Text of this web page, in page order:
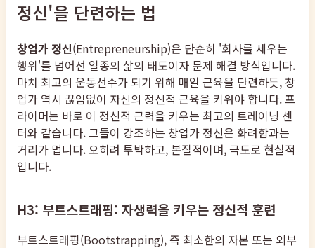
정신'을 단련하는 법
창업가 정신(Entrepreneurship)은 단순히 '회사를 세우는
행위'를 넘어선 일종의 삶의 태도이자 문제 해결 방식입니다.
마치 최고의 운동선수가 되기 위해 매일 근육을 단련하듯, 창
업가 역시 끊임없이 자신의 정신적 근육을 키워야 합니다. 프
라이머는 바로 이 정신적 근력을 키우는 최고의 트레이닝 센
터와 같습니다. 그들이 강조하는 창업가 정신은 화려함과는
거리가 멉니다. 오히려 투박하고, 본질적이며, 극도로 현실적
입니다.
H3: 부트스트래핑: 자생력을 키우는 정신적 훈련
부트스트래핑(Bootstrapping), 즉 최소한의 자본 또는 외부